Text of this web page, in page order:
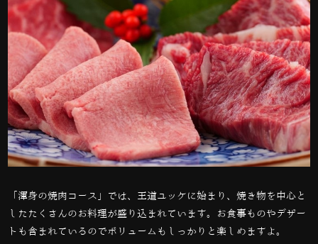
「渾身の焼肉コース」では、王道ユッケに始まり、焼き物を中心と
したたくさんのお料理が盛り込まれています。お食事ものやデザー
トも含まれているのでボリュームもしっかりと楽しめますよ。